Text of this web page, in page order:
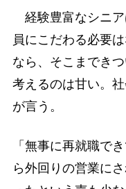
経験豊富なシニア
員にこだわる必要
なら、そこまでき
考えるのは甘い。
が言う。
「無事に再就職で
ら外回りの営業に